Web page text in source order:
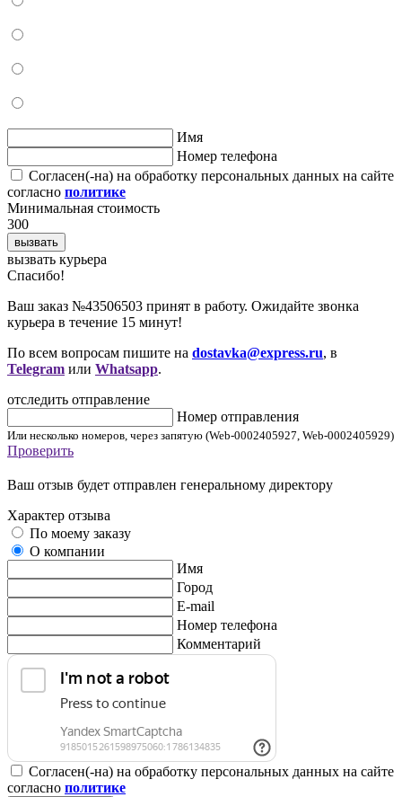
Имя
Номер телефона
Согласен(-на) на обработку персональных данных на сайте
согласно политике
Минимальная стоимость
300
вызвать
вызвать курьера
Cпасибо!
Ваш заказ №43506503 принят в работу. Ожидайте звонка
курьера в течение 15 минут!
По всем вопросам пишите на dostavka@express.ru, в
Telegram или Whatsapp.
отследить отправление
Номер отправления
Или несколько номеров, через запятую (Web-0002405927, Web-0002405929)
Проверить
Ваш отзыв будет отправлен генеральному директору
Характер отзыва
По моему заказу
О компании
Имя
Город
E-mail
Номер телефона
Комментарий
Согласен(-на) на обработку персональных данных на сайте
согласно политике